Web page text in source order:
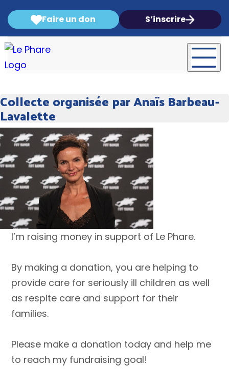
Faire un don S’inscrire
Collecte organisée par Anaïs Barbeau-
Lavalette
I’m raising money in support of Le Phare.
By making a donation, you are helping to
provide care for seriously ill children as well
as respite care and support for their
families.
Please make a donation today and help me
to reach my fundraising goal!